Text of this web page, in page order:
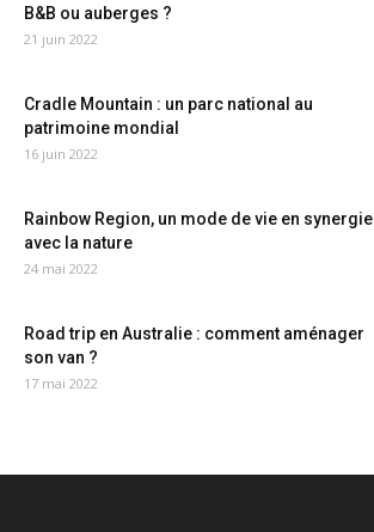
B&B ou auberges ?
21 juin 2022
Cradle Mountain : un parc national au
patrimoine mondial
16 juin 2022
Rainbow Region, un mode de vie en synergie
avec la nature
24 mai 2022
Road trip en Australie : comment aménager
son van ?
17 mai 2022